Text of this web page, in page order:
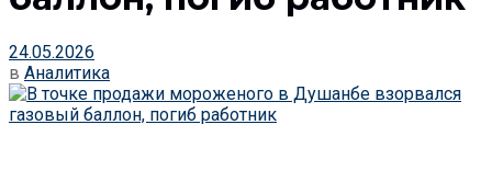
24.05.2026
в Аналитика